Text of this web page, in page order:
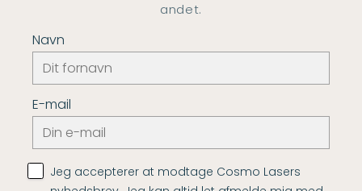
andet.
Navn
E-mail
Jeg accepterer at modtage Cosmo Lasers